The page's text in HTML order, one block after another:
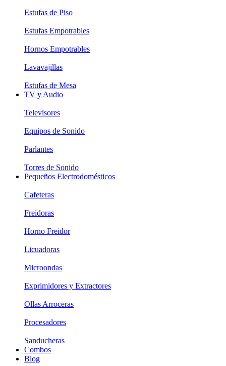
Estufas de Piso
Estufas Empotrables
Hornos Empotrables
Lavavajillas
Estufas de Mesa
TV y Audio
Televisores
Equipos de Sonido
Parlantes
Torres de Sonido
Pequeños Electrodomésticos
Cafeteras
Freidoras
Horno Freidor
Licuadoras
Microondas
Exprimidores y Extractores
Ollas Arroceras
Procesadores
Sanducheras
Combos
Blog